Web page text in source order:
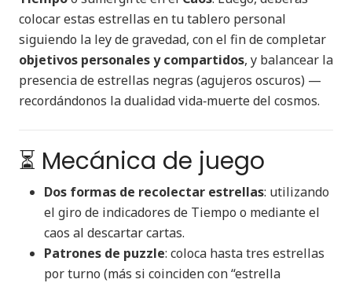
colocar estas estrellas en tu tablero personal
siguiendo la ley de gravedad, con el fin de completar
objetivos personales y compartidos, y balancear la
presencia de estrellas negras (agujeros oscuros) —
recordándonos la dualidad vida‑muerte del cosmos.
⏳ Mecánica de juego
Dos formas de recolectar estrellas: utilizando
el giro de indicadores de Tiempo o mediante el
caos al descartar cartas.
Patrones de puzzle: coloca hasta tres estrellas
por turno (más si coinciden con “estrella